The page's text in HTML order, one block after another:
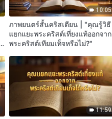
10:05
ภาพยนตร์สั้นคริสเตียน | "คุณรู้วิธี
แยกแยะพระคริสต์เที่ยงแท้ออกจาก
พระคริสต์เทียมเท็จหรือไม่?"
11:59